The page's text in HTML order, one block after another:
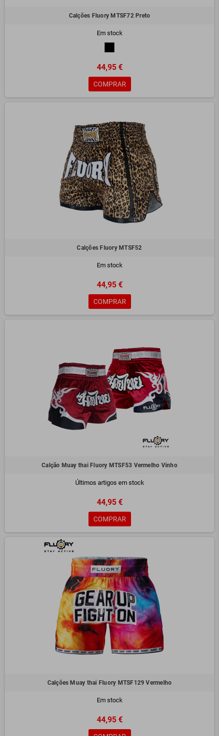
Calções Fluory MTSF72 Preto
Em stock
44,95 €
COMPRAR
Calções Fluory MTSF52
Em stock
44,95 €
COMPRAR
Calção Muay thai Fluory MTSF53 Vermelho Vinho
Últimos artigos em stock
44,95 €
COMPRAR
Calções Muay thai Fluory MTSF129 Vermelho
Em stock
44,95 €